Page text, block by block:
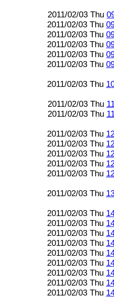
2011/02/03 Thu
2011/02/03 Thu
2011/02/03 Thu
2011/02/03 Thu
2011/02/03 Thu
2011/02/03 Thu
2011/02/03 Thu
2011/02/03 Thu
2011/02/03 Thu
2011/02/03 Thu
2011/02/03 Thu
2011/02/03 Thu
2011/02/03 Thu
2011/02/03 Thu
2011/02/03 Thu
2011/02/03 Thu
2011/02/03 Thu
2011/02/03 Thu
2011/02/03 Thu
2011/02/03 Thu
2011/02/03 Thu
2011/02/03 Thu
2011/02/03 Thu
2011/02/03 Thu